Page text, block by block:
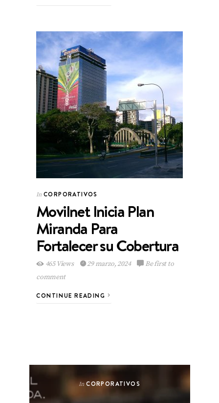
In CORPORATIVOS
Movilnet Inicia Plan
Miranda Para
Fortalecer su Cobertura
465 Views 29 marzo, 2024
Be first to
comment
CONTINUE READING
In CORPORATIVOS